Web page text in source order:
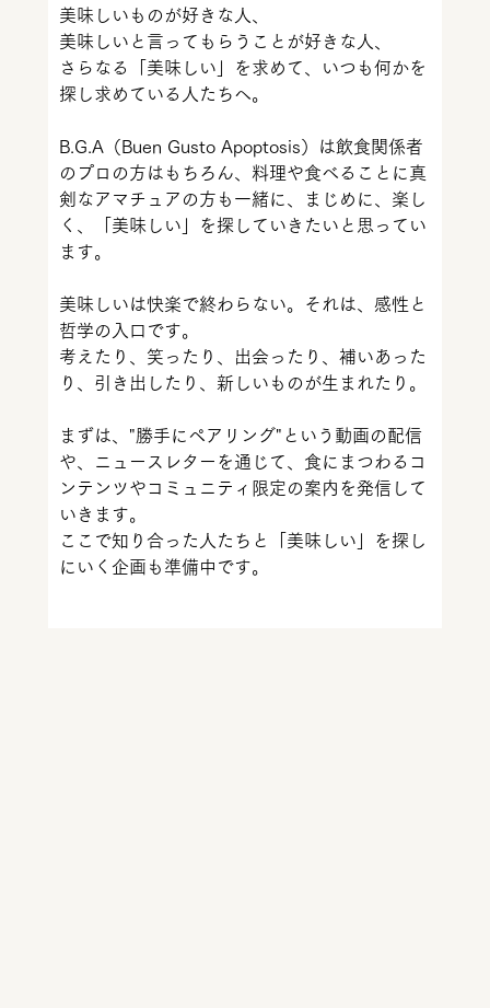
美味しいものが好きな人、
美味しいと言ってもらうことが好きな人、
さらなる「美味しい」を求めて、いつも何かを
探し求めている人たちへ。
B.G.A（Buen Gusto Apoptosis）は飲食関係者
のプロの方はもちろん、料理や食べることに真
剣なアマチュアの方も一緒に、まじめに、楽し
く、「美味しい」を探していきたいと思ってい
ます。
美味しいは快楽で終わらない。それは、感性と
哲学の入口です。
考えたり、笑ったり、出会ったり、補いあった
り、引き出したり、新しいものが生まれたり。
まずは、"勝手にペアリング"という動画の配信
や、ニュースレターを通じて、食にまつわるコ
ンテンツやコミュニティ限定の案内を発信して
いきます。
ここで知り合った人たちと「美味しい」を探し
にいく企画も準備中です。